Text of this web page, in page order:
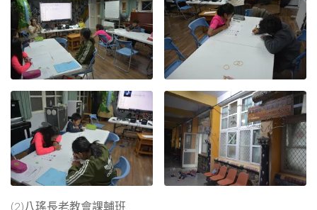
(2)八瑤長老教會課輔班